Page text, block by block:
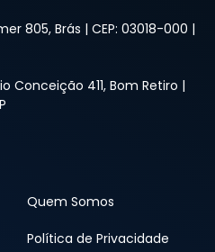
805, Brás | CEP: 03018-000 |
Conceição 411, Bom Retiro |
Quem Somos
Política de Privacidade